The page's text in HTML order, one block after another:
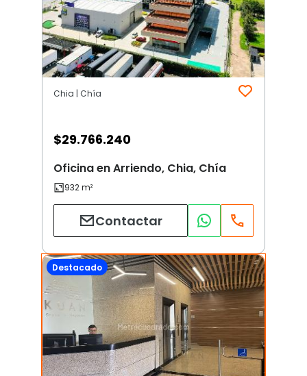
Chia | Chía
$29.766.240
Oficina en Arriendo, Chia, Chía
Contactar
Destacado